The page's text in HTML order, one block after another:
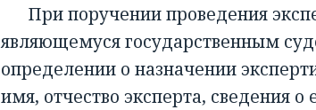
При поручении проведения
являющемуся государственным
определении о назначении
имя, отчество эксперта, сведения о